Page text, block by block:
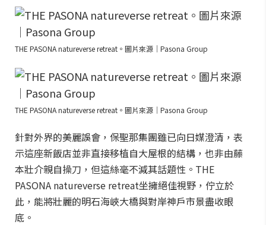
THE PASONA natureverse retreat。圖片來源｜Pasona Group
THE PASONA natureverse retreat。圖片來源｜Pasona Group
針對外界的美麗誤會，保聖那集團雖已向日媒澄清，表
示這座新飯店並非直接移植自大屋根的結構，也非由藤
本壯介親自操刀，但這絲毫不減其話題性。THE
PASONA natureverse retreat坐擁絕佳視野，佇立於
此，能將壯麗的明石海峽大橋與對岸神戶市景盡收眼
底。